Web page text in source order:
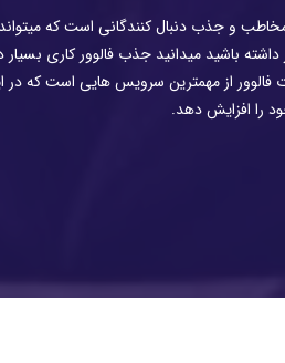
و جذب دنبال کنندگانی است که
باشید میدانید جذب فالوور کاری بسیار
از مهمترین سرویس هایی است که در
را افزایش دهد.